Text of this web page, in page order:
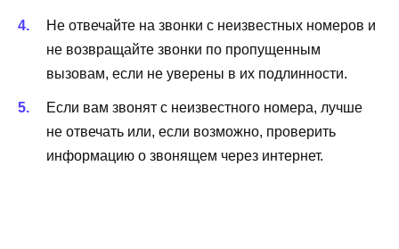
Не отвечайте на звонки с неизвестных номеров и
не возвращайте звонки по пропущенным
вызовам, если не уверены в их подлинности.
Если вам звонят с неизвестного номера, лучше
не отвечать или, если возможно, проверить
информацию о звонящем через интернет.